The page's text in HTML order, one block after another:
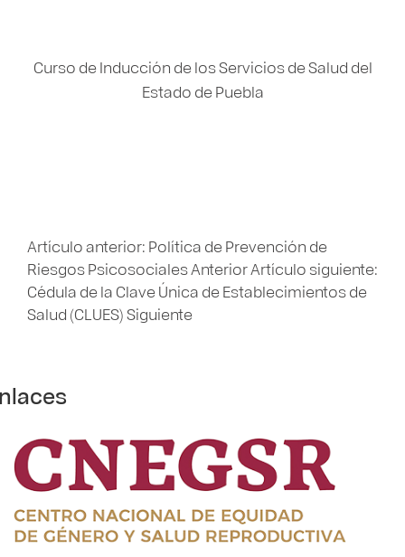
Curso de Inducción de los Servicios de Salud del
Estado de Puebla
Artículo anterior: Política de Prevención de
Riesgos PsicosocialesAnteriorArtículo siguiente:
Cédula de la Clave Única de Establecimientos de
Salud (CLUES)Siguiente